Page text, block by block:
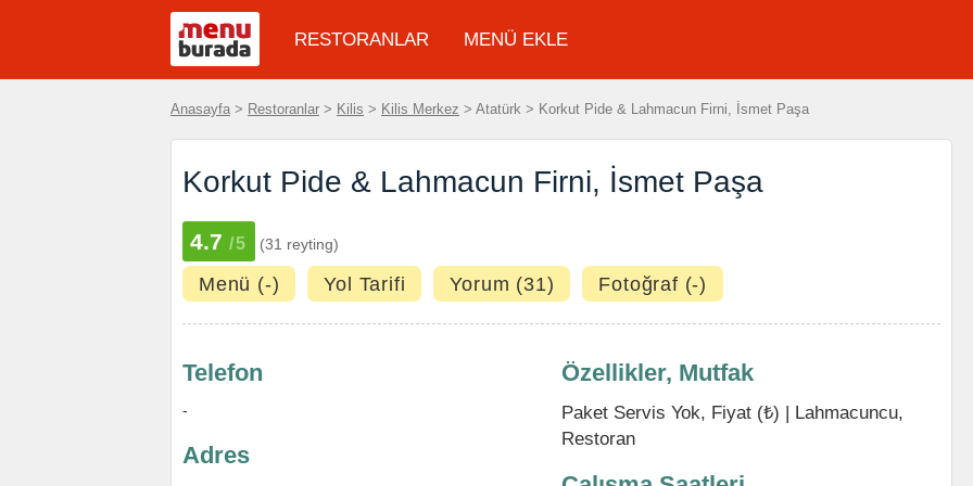
RESTORANLAR MENÜ EKLE
Anasayfa > Restoranlar > Kilis > Kilis Merkez > Atatürk > Korkut Pide & Lahmacun Firni, İsmet Paşa
Korkut Pide & Lahmacun Firni, İsmet Paşa
4.7 /5 (31 reyting)
Menü (-) Yol Tarifi Yorum (31) Fotoğraf (-)
Telefon
-
Adres
Özellikler, Mutfak
Paket Servis Yok, Fiyat (₺) | Lahmacuncu,
Restoran